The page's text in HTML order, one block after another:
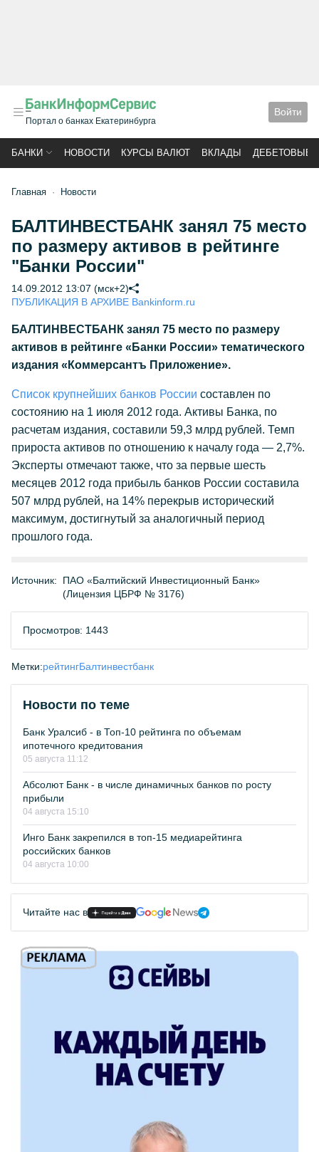
Портал о банках Екатеринбурга
Войти
БАНКИ НОВОСТИ КУРСЫ ВАЛЮТ ВКЛАДЫ ДЕБЕТОВЫЕ
Главная Новости
БАЛТИНВЕСТБАНК занял 75 место
по размеру активов в рейтинге
"Банки России"
14.09.2012 13:07 (мск+2)
ПУБЛИКАЦИЯ В АРХИВЕ Bankinform.ru
БАЛТИНВЕСТБАНК занял 75 место по размеру
активов в рейтинге «Банки России» тематического
издания «Коммерсантъ Приложение».
Список крупнейших банков России составлен по
состоянию на 1 июля 2012 года. Активы Банка, по
расчетам издания, составили 59,3 млрд рублей. Темп
прироста активов по отношению к началу года — 2,7%.
Эксперты отмечают также, что за первые шесть
месяцев 2012 года прибыль банков России составила
507 млрд рублей, на 14% перекрыв исторический
максимум, достигнутый за аналогичный период
прошлого года.
Источник:
ПАО «Балтийский Инвестиционный Банк»
(Лицензия ЦБРФ № 3176)
Просмотров: 1443
Метки:рейтингБалтинвестбанк
Новости по теме
Банк Уралсиб - в Топ-10 рейтинга по объемам
ипотечного кредитования
05 августа 11:12
Абсолют Банк - в числе динамичных банков по росту
прибыли
04 августа 15:10
Инго Банк закрепился в топ-15 медиарейтинга
российских банков
04 августа 10:00
Читайте нас в